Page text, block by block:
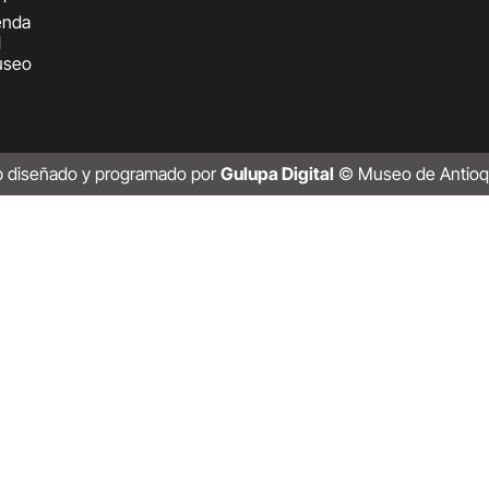
diseñado y programado porGulupa Digital © Museo de